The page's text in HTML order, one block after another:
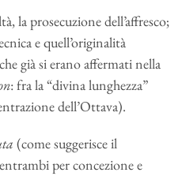
la prosecuzione dell’affresco;
e quell’originalità
già si erano affermati nella
: fra la “divina lunghezza”
dell’Ottava).
(come suggerisce il
per concezione e